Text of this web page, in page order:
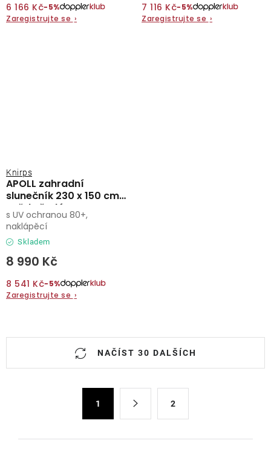
6 166 Kč−5%
Zaregistrujte se ›
7 116 Kč−5%
Zaregistrujte se ›
APOLL zahradní
slunečník 230 x 150 cm
světle šedá
Knirps
Skladem
8 990 Kč
8 541 Kč−5%
Zaregistrujte se ›
s UV ochranou 80+,
naklápěcí
O
NAČÍST 30 DALŠÍCH
1 2